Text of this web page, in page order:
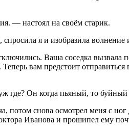
— настоял на своём старик.
я и изобразила волнение
Ваша соседка
вам предстоит
Он когда пьяный, то
потом снова осмотрел меня с
Иванова и прошипел ему